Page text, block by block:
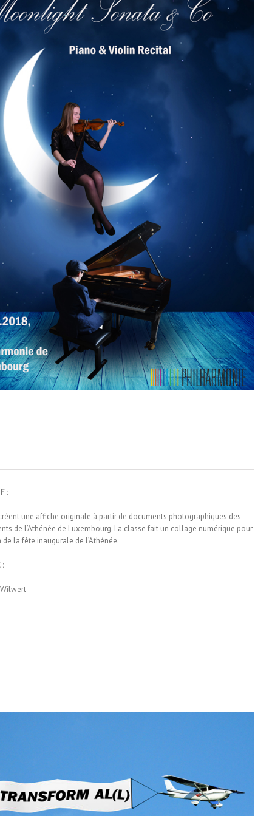
:
une affiche originale à partir de documents photographiques des
de l’Athénée de Luxembourg. La classe fait un collage numérique pour
de la fête inaugurale de l’Athénée.
: